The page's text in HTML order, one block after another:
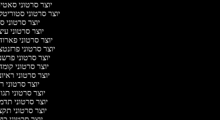
יוצר סרטוני
יוצר סרטוני
יוצר סרטוני
יוצר סרטוני
יוצר סרטוני
יוצר סרטוני
יוצר סרטוני
יוצר סרטוני
יוצר סרטוני
יוצר סרטוני
יוצר סרטוני
יוצר סרטוני
יוצר סרטוני